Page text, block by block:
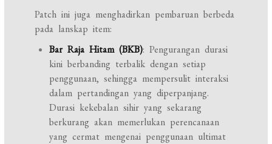
Patch ini juga menghadirkan pembaruan berbeda
pada lanskap item:
Bar Raja Hitam (BKB): Pengurangan durasi
kini berbanding terbalik dengan setiap
penggunaan, sehingga mempersulit interaksi
dalam pertandingan yang diperpanjang.
Durasi kekebalan sihir yang sekarang
berkurang akan memerlukan perencanaan
yang cermat mengenai penggunaan ultimat